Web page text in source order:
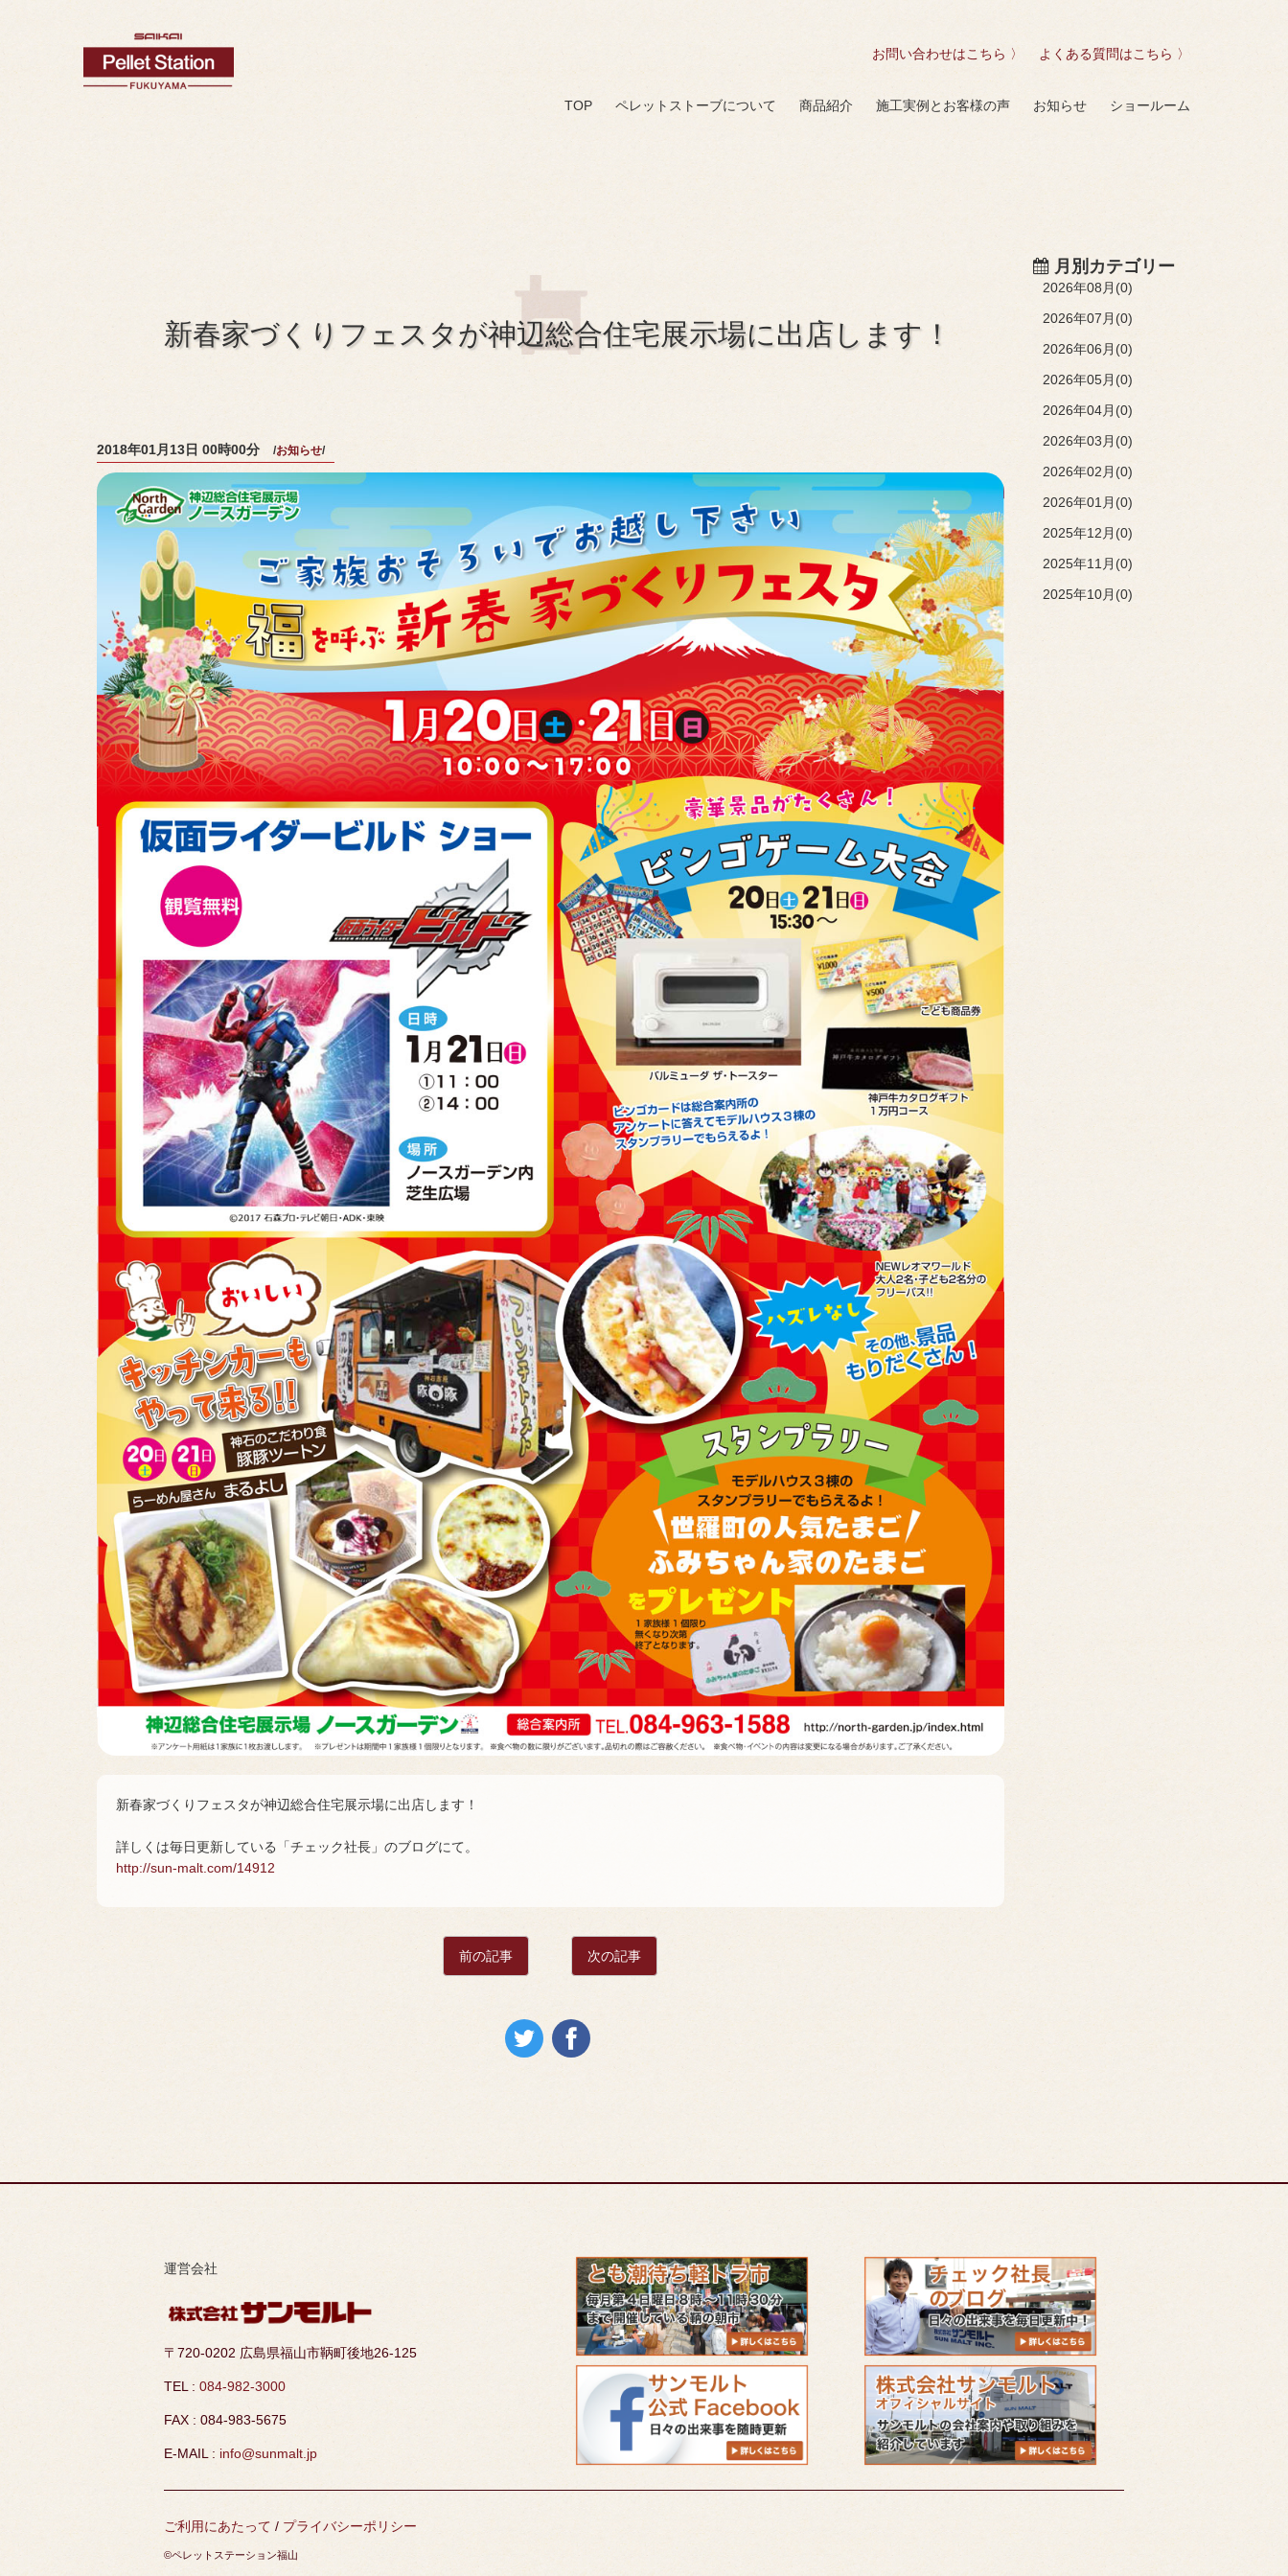
お問い合わせはこちら 〉 よくある質問はこちら 〉
TOP ペレットストーブについて 商品紹介 施工実例とお客様の声 お知らせ ショールーム
新春家づくりフェスタが神辺総合住宅展示場に出店します！
2018年01月13日 00時00分 お知らせ
新春家づくりフェスタが神辺総合住宅展示場に出店します！
詳しくは毎日更新している「チェック社長」のブログにて。
http://sun-malt.com/14912
前の記事 次の記事
月別カテゴリー
2026年08月(0)
2026年07月(0)
2026年06月(0)
2026年05月(0)
2026年04月(0)
2026年03月(0)
2026年02月(0)
2026年01月(0)
2025年12月(0)
2025年11月(0)
2025年10月(0)
運営会社
〒720-0202 広島県福山市鞆町後地26-125
TEL :084-982-3000
FAX : 084-983-5675
E-MAIL :info@sunmalt.jp
ご利用にあたって/ プライバシーポリシー
©ペレットステーション福山